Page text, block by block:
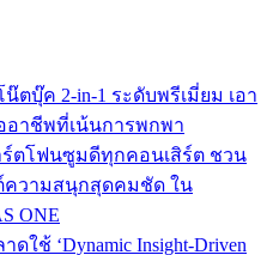
น๊ตบุ๊ค 2-in-1 ระดับพรีเมี่ยม เอา
อาชีพที่เน้นการพกพา
ร์ตโฟนซูมดีทุกคอนเสิร์ต ชวน
ความสนุกสุดคมชัด ใน
ONE
ใช้ ‘Dynamic Insight-Driven